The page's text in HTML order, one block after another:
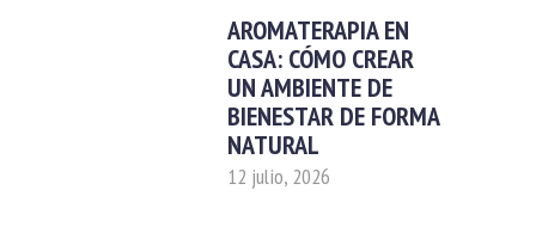
AROMATERAPIA EN
CASA: CÓMO CREAR
UN AMBIENTE DE
BIENESTAR DE FORMA
NATURAL
12 julio, 2026